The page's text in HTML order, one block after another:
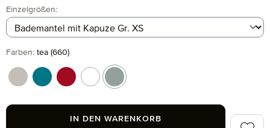
Einzelgrößenauswählen
:
Farbenauswählen
: tea (660)
cashmere (713)
lagoon (458)
ruby (075)snow (001)tea (660)
IN DEN WARENKORB Zum